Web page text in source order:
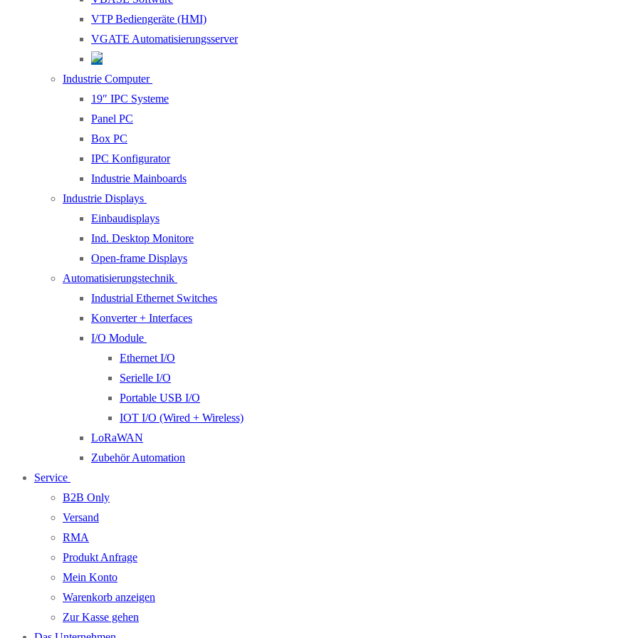
VTP Bediengeräte (HMI)
VGATE Automatisierungsserver
Industrie Computer
19″ IPC Systeme
Panel PC
Box PC
IPC Konfigurator
Industrie Mainboards
Industrie Displays
Einbaudisplays
Ind. Desktop Monitore
Open-frame Displays
Automatisierungstechnik
Industrial Ethernet Switches
Konverter + Interfaces
I/O Module
Ethernet I/O
Serielle I/O
Portable USB I/O
IOT I/O (Wired + Wireless)
LoRaWAN
Zubehör Automation
Service
B2B Only
Versand
RMA
Produkt Anfrage
Mein Konto
Warenkorb anzeigen
Zur Kasse gehen